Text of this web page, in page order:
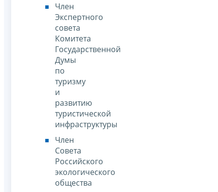
Член
Экспертного
совета
Комитета
Государственной
Думы
по
туризму
и
развитию
туристической
инфраструктуры
Член
Совета
Российского
экологического
общества